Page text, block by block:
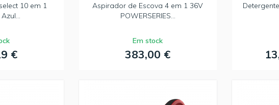
10 em 1
€
Aspirador de Escova 4 em 1 36V
POWERSERIES...
Em stock
383,00 €